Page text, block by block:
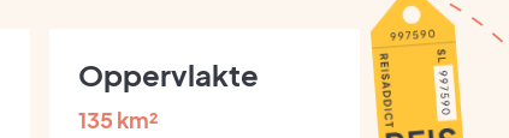
Oppervlakte
135 km²